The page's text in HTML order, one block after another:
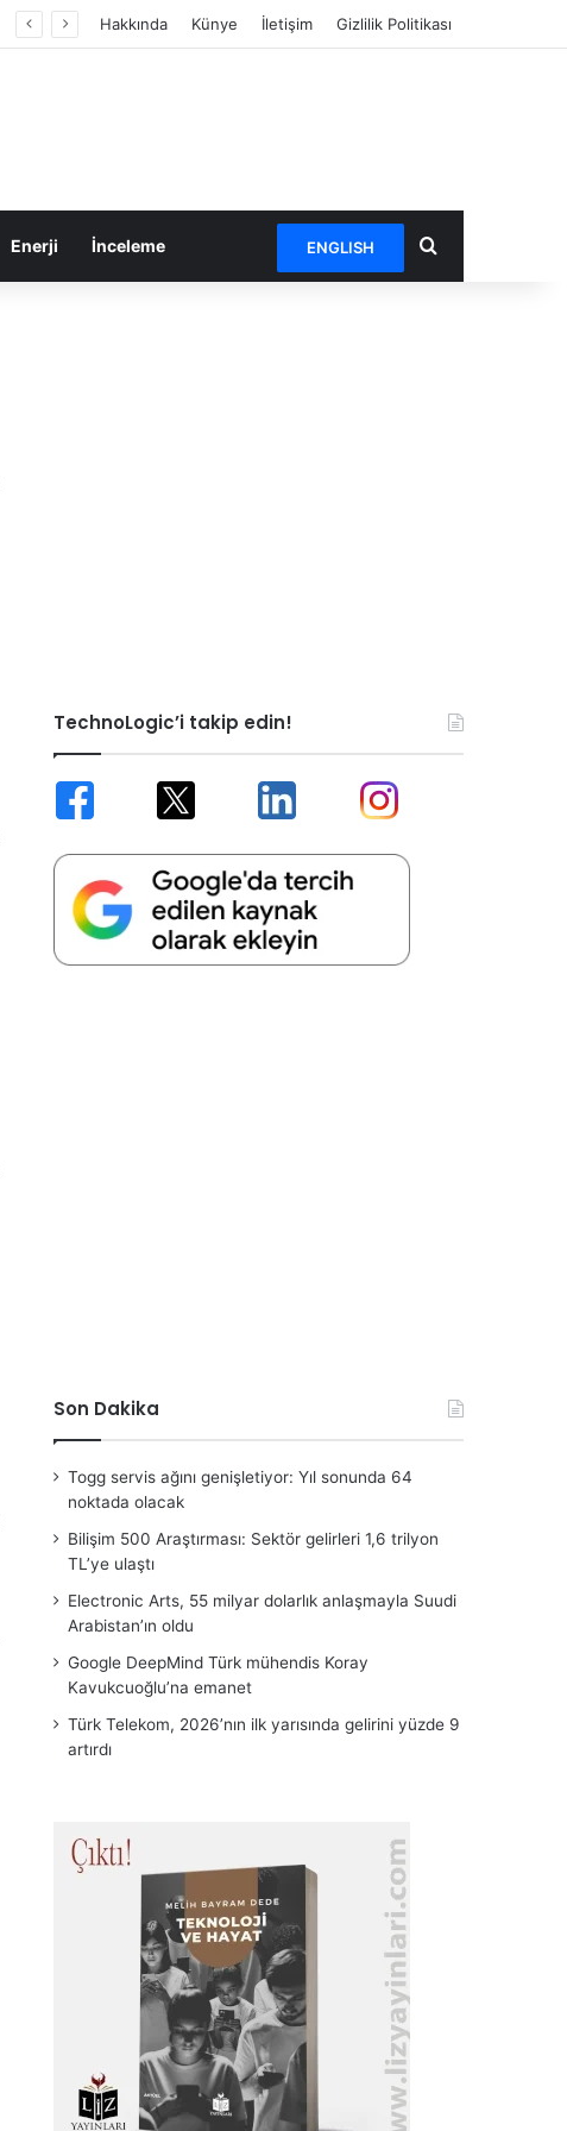
Hakkında Künye İletişim Gizlilik Politikası
Enerji İnceleme ENGLISH Arama yap ...
TechnoLogic’i takip edin!
Son Dakika
Togg servis ağını genişletiyor: Yıl sonunda 64
noktada olacak
Bilişim 500 Araştırması: Sektör gelirleri 1,6 trilyon
TL’ye ulaştı
Electronic Arts, 55 milyar dolarlık anlaşmayla Suudi
Arabistan’ın oldu
Google DeepMind Türk mühendis Koray
Kavukcuoğlu’na emanet
Türk Telekom, 2026’nın ilk yarısında gelirini yüzde 9
artırdı